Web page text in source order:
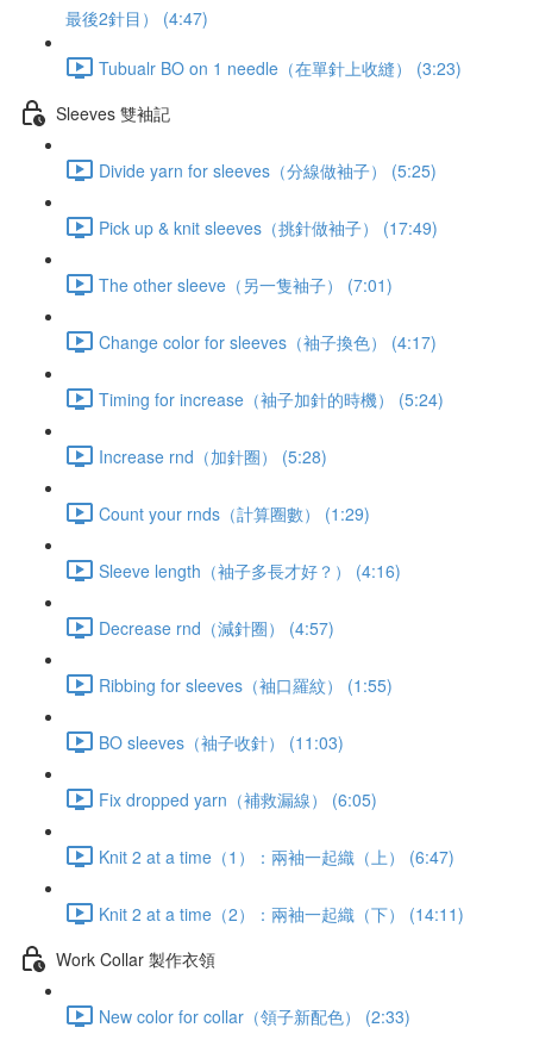
最後2針目） (4:47)
Tubualr BO on 1 needle（在單針上收縫） (3:23)
Sleeves 雙袖記
Divide yarn for sleeves（分線做袖子） (5:25)
Pick up & knit sleeves（挑針做袖子） (17:49)
The other sleeve（另一隻袖子） (7:01)
Change color for sleeves（袖子換色） (4:17)
Timing for increase（袖子加針的時機） (5:24)
Increase rnd（加針圈） (5:28)
Count your rnds（計算圈數） (1:29)
Sleeve length（袖子多長才好？） (4:16)
Decrease rnd（減針圈） (4:57)
Ribbing for sleeves（袖口羅紋） (1:55)
BO sleeves（袖子收針） (11:03)
Fix dropped yarn（補救漏線） (6:05)
Knit 2 at a time（1）：兩袖一起織（上） (6:47)
Knit 2 at a time（2）：兩袖一起織（下） (14:11)
Work Collar 製作衣領
New color for collar（領子新配色） (2:33)